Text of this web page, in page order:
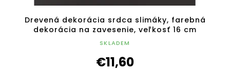
Drevená dekorácia srdca slimáky, farebná
dekorácia na zavesenie, veľkosť 16 cm
SKLADEM
€11,60